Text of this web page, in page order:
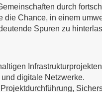
durch
die Chance, in einem
Spuren zu
digitale Netzwerke.